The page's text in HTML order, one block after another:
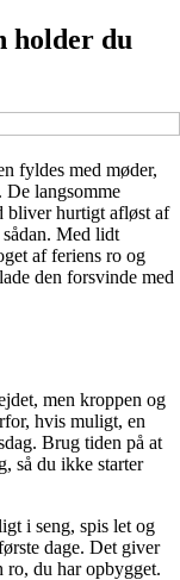
holder du
fyldes med møder,
De langsomme
bliver hurtigt afløst af
Med lidt
af feriens ro og
den forsvinde med
men kroppen og
hvis muligt, en
Brug tiden på at
så du ikke starter
i seng, spis let og
dage. Det giver
ro, du har opbygget.